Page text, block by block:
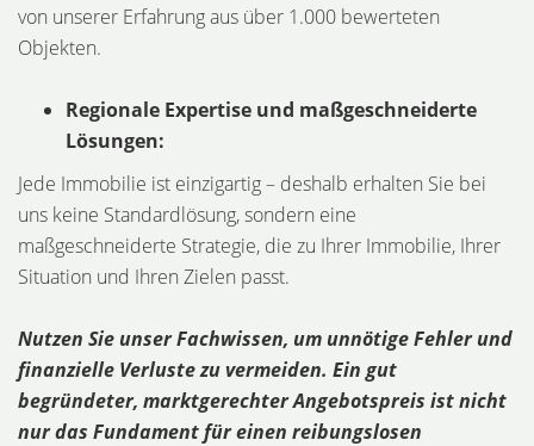
von unserer Erfahrung aus über 1.000 bewerteten
Objekten.
Regionale Expertise und maßgeschneiderte
Lösungen:
Jede Immobilie ist einzigartig – deshalb erhalten Sie bei
uns keine Standardlösung, sondern eine
maßgeschneiderte Strategie, die zu Ihrer Immobilie, Ihrer
Situation und Ihren Zielen passt.
Nutzen Sie unser Fachwissen, um unnötige Fehler und
finanzielle Verluste zu vermeiden. Ein gut
begründeter, marktgerechter Angebotspreis ist nicht
nur das Fundament für einen reibungslosen